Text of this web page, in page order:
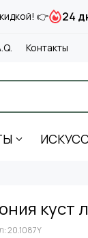
👉 24
Контакты
куст
20.1087Y